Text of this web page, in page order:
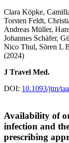
Clara Köpke,
Torsten Feldt,
Andreas Müller,
Johannes Schäfer,
Nico Thul, Sören L
(2024)
J Travel Med.
DOI: 10.1093/jtm/
Availability of
infection and
prescribing